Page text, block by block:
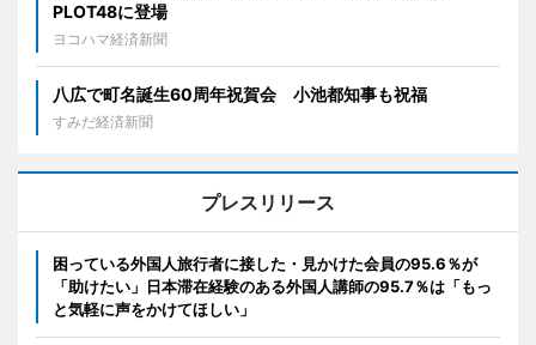
PLOT48に登場
ヨコハマ経済新聞
八広で町名誕生60周年祝賀会 小池都知事も祝福
すみだ経済新聞
プレスリリース
困っている外国人旅行者に接した・見かけた会員の95.6％が
「助けたい」日本滞在経験のある外国人講師の95.7％は「もっ
と気軽に声をかけてほしい」